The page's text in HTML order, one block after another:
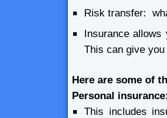
Risk transfer:
Insurance
This can give
Here are some of
Personal insurance:
This includes